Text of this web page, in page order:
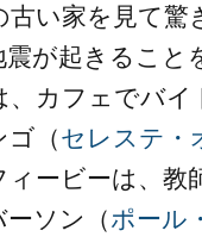
い家を見て驚
が起きること
、カフェでバイ
ゴ（セレステ・
ービーは、教
ソン（ポール